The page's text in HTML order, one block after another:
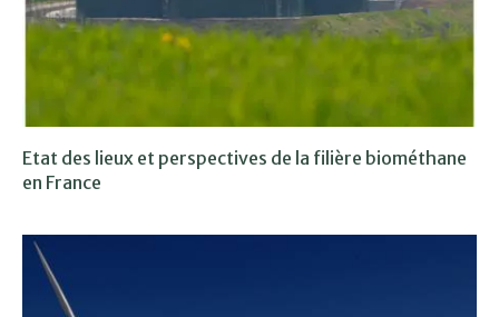
Etat des lieux et perspectives de la filière biométhane
en France